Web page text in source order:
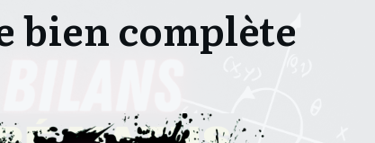
bien complète